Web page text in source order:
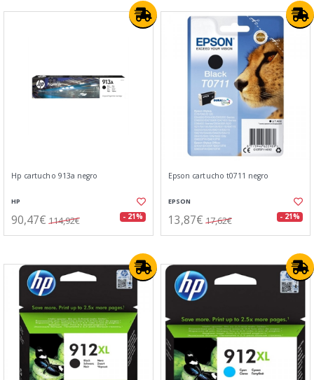
Hp cartucho 913a negro
HP
90,47€ 114,92€ - 21%
Epson cartucho t0711 negro
EPSON
13,87€ 17,62€ - 21%